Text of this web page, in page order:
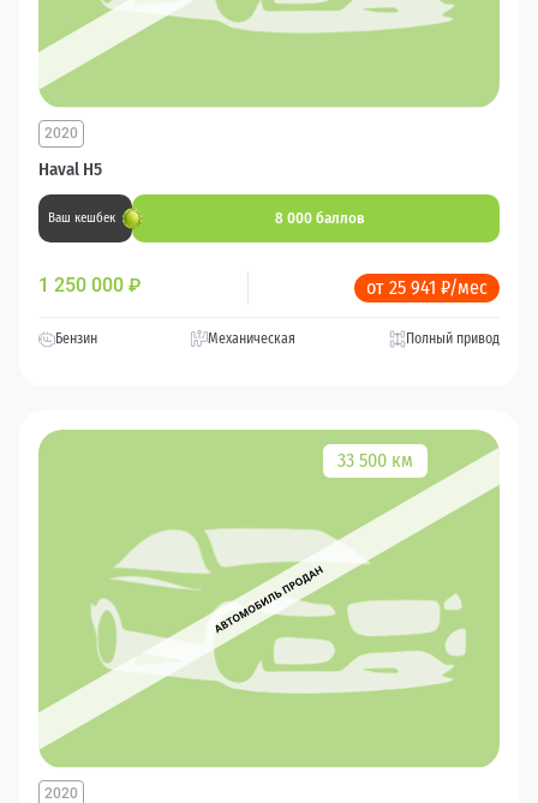
Haval H5
2020
Ваш кешбек 8 000 баллов
1 250 000 ₽ от 25 941 ₽/мес
Бензин Механическая Полный привод
33 500 км
2020